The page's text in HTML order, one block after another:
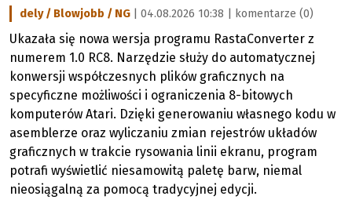
dely / Blowjobb / NG | 04.08.2026 10:38 | komentarze (0)
Ukazała się nowa wersja programu RastaConverter z
numerem 1.0 RC8. Narzędzie służy do automatycznej
konwersji współczesnych plików graficznych na
specyficzne możliwości i ograniczenia 8-bitowych
komputerów Atari. Dzięki generowaniu własnego kodu w
asemblerze oraz wyliczaniu zmian rejestrów układów
graficznych w trakcie rysowania linii ekranu, program
potrafi wyświetlić niesamowitą paletę barw, niemal
nieosiągalną za pomocą tradycyjnej edycji.